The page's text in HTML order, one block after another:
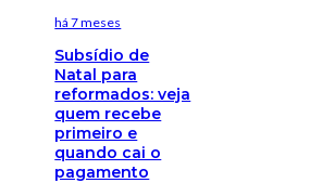
há 7 meses
Subsídio de
Natal para
reformados: veja
quem recebe
primeiro e
quando cai o
pagamento